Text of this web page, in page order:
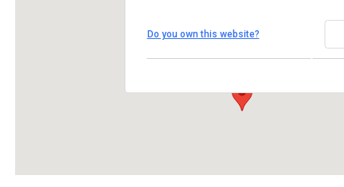
Place de l'église - SALMAISE
Voir Évènements
Do you own this website?